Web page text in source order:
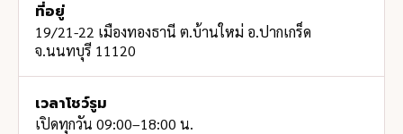
ที่อยู่
19/21-22 เมืองทองธานี ต.บ้านใหม่ อ.ปากเกร็ด
จ.นนทบุรี 11120
เวลาโชว์รูม
เปิดทุกวัน 09:00–18:00 น.